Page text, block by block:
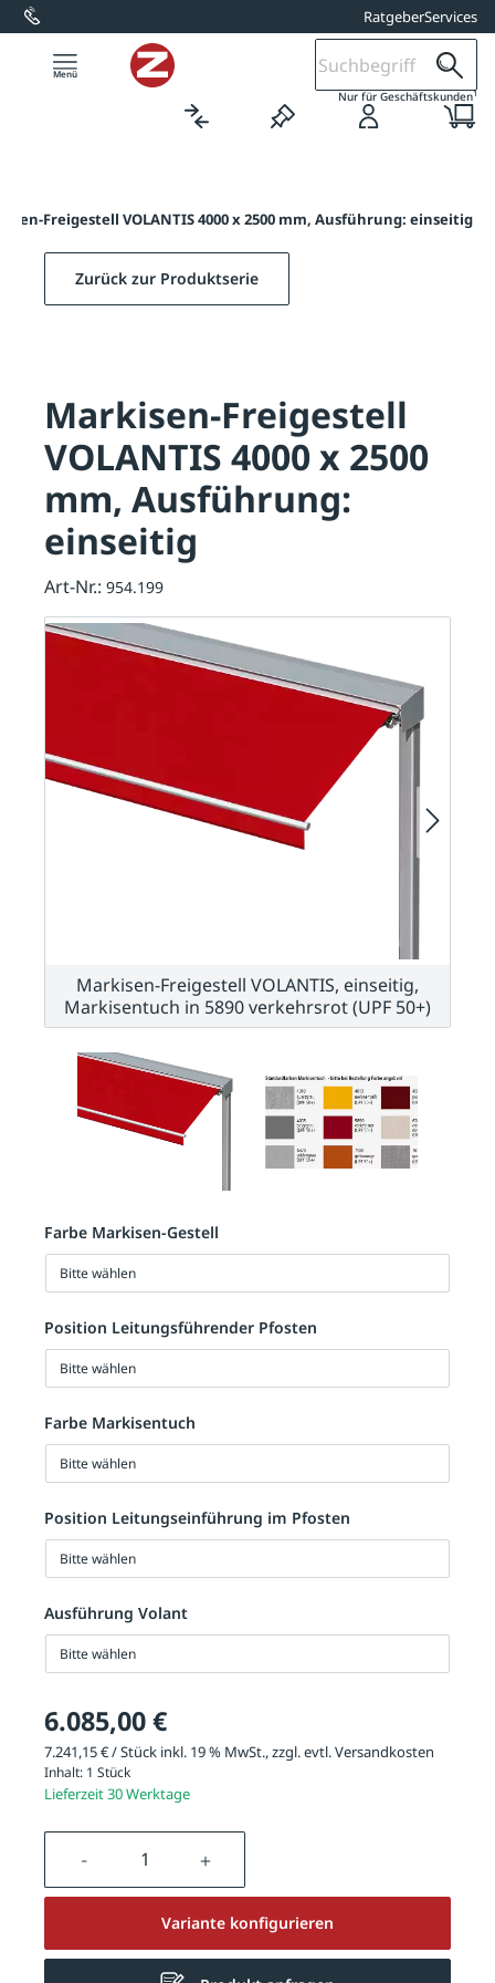
springen RatgeberServices
Nur für Geschäftskunden1
Freigestell VOLANTIS 4000 x 2500 mm, Ausführung: einseitig
Farbe Markisen-Gestell
Bitte wählen
Position Leitungsführender Pfosten
Bitte wählen
Farbe Markisentuch
Bitte wählen
Position Leitungseinführung im Pfosten
Bitte wählen
Ausführung Volant
Bitte wählen
6.085,00 €
7.241,15 € / Stück inkl. 19 % MwSt., zzgl. evtl.Versandkosten
Inhalt: 1 Stück
Lieferzeit 30 Werktage
Produkt Anzahl: Gib den
Variante konfigurieren
Zurück zur Produktserie
Markisen-Freigestell
VOLANTIS 4000 x 2500
mm, Ausführung:
einseitig
Art-Nr.: 954.199
Markisen-Freigestell VOLANTIS, einseitig,
Markisentuch in 5890 verkehrsrot (UPF 50+)